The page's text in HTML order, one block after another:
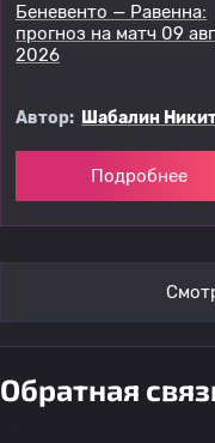
Беневенто — Равенна:
прогноз на матч 09
2026
Автор: Шабалин
Подробнее
Обратная